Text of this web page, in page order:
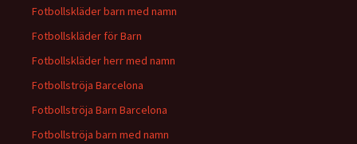
Fotbollskläder barn med namn
Fotbollskläder för Barn
Fotbollskläder herr med namn
Fotbollströja Barcelona
Fotbollströja Barn Barcelona
Fotbollströja barn med namn